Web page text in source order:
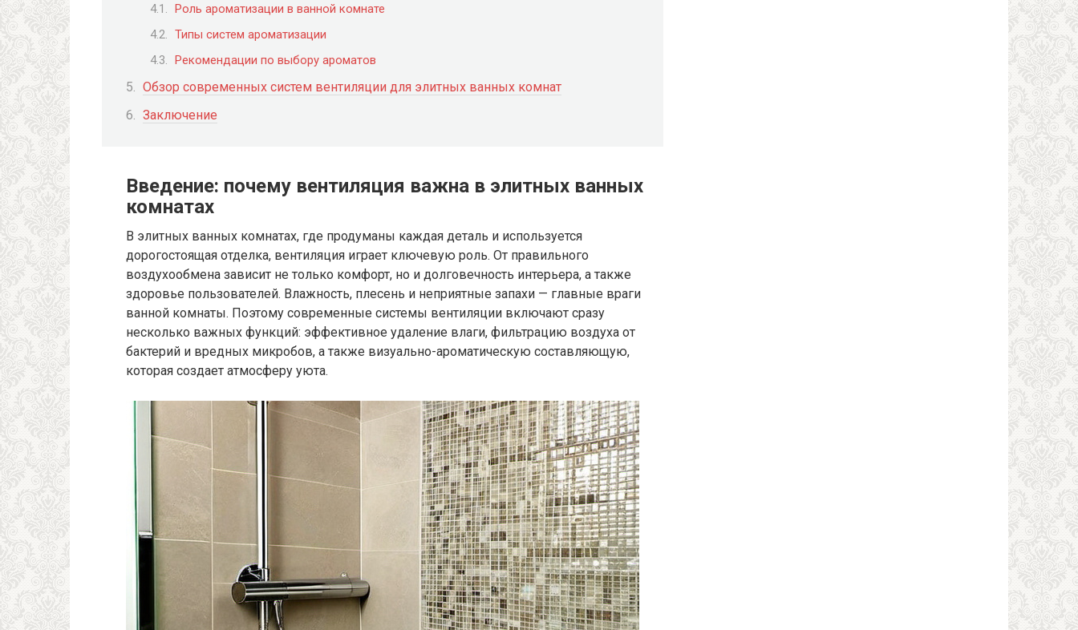
Роль ароматизации в ванной комнате
Типы систем ароматизации
Рекомендации по выбору ароматов
Обзор современных систем вентиляции для элитных ванных комнат
Заключение
Введение: почему вентиляция важна в элитных ванных
комнатах
В элитных ванных комнатах, где продуманы каждая деталь и используется
дорогостоящая отделка, вентиляция играет ключевую роль. От правильного
воздухообмена зависит не только комфорт, но и долговечность интерьера, а также
здоровье пользователей. Влажность, плесень и неприятные запахи — главные враги
ванной комнаты. Поэтому современные системы вентиляции включают сразу
несколько важных функций: эффективное удаление влаги, фильтрацию воздуха от
бактерий и вредных микробов, а также визуально-ароматическую составляющую,
которая создает атмосферу уюта.